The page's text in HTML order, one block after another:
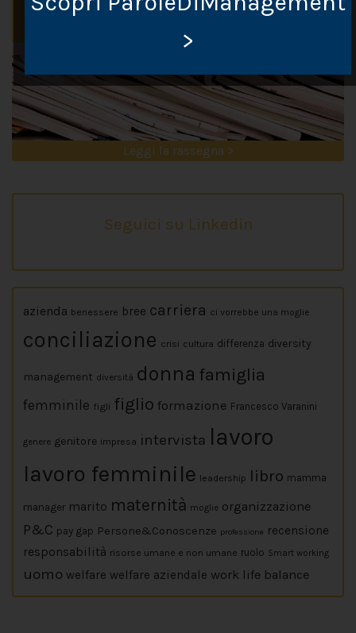
Leggi la rassegna >
Seguici su Linkedin
azienda benessere bree carriera ci vorrebbe una moglie
conciliazione crisi cultura differenza diversity
management diversità donna famiglia
femminile figli figlio formazione Francesco Varanini
genere genitore impresa intervista lavoro
lavoro femminile leadership libro mamma
manager marito maternità moglie organizzazione
P&C pay gap Persone&Conoscenze professione recensione
responsabilità risorse umane e non umane ruolo Smart working
uomo welfare welfare aziendale work life balance
>